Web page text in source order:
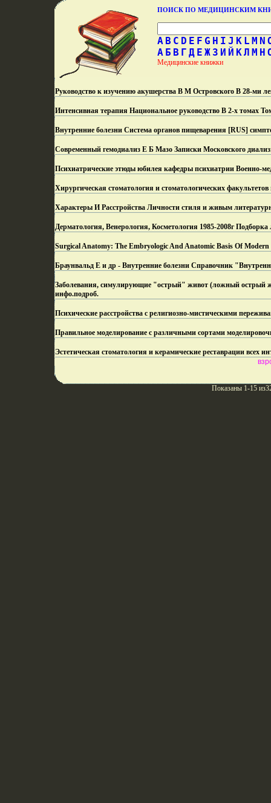
ПОИСК ПО МЕДИЦИНСКИМ
A B C D E F G H I J K L M N
А Б В Г Д Е Ж З И Й КЛ М Н
Медицинские книжки
Руководство к изучению акушерства В М Островского В 28-ми
Интенсивная терапия Национальное руководство В 2-х томах
Внутренние болезни Система органов пищеварения [RUS]
Современный гемодиализ Е Б Мазо Записки Московского
Психиатрические этюды юбилея кафедры психиатрии Военно-
Хирургическая стоматология и стоматологических
Характеры И Расстройства Личности стиля и живым
Дерматология, Венерология, Косметология 1985-2008г
Surgical Anatomy: The Embryologic And Anatomic Basis Of
Браунвальд Е и др - Внутренние болезни Справочник
Заболевания, симулирующие "острый" живот (ложный острый
инфо.подроб.
Психические расстройства с религиозно-мистическими
Правильное моделирование с различными сортами
Эстетическая стоматология и керамические реставрации всех
Показаны 1-15